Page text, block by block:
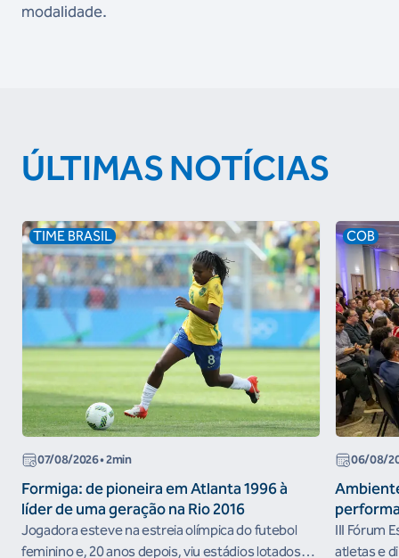
modalidade.
ÚLTIMAS NOTÍCIAS
TIME BRASIL
07/08/2026• 2min
Formiga: de pioneira em Atlanta 1996 à
líder de uma geração na Rio 2016
Jogadora esteve na estreia olímpica do futebol
feminino e, 20 anos depois, viu estádios lotados
COB
06/08/
III Fórum
atletas e